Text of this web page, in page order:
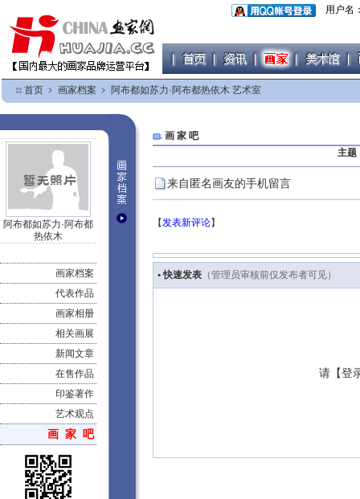
用户名
首页 ﹥ 画家档案 ﹥ 阿布都如苏力·阿布都热依木 艺术室
阿布都如苏力·阿布都
热依木
画家档案
代表作品
画家相册
相关画展
新闻文章
在售作品
印鉴著作
艺术观点
画 家 吧
画 家 吧
主题
来自匿名画友的手机留言
【发表新评论】
• 快速发表 （管理员审核前仅发布者可见）
请【登